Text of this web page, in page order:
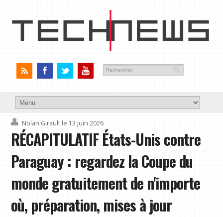
Nolan Girault le 13 juin 2026
RÉCAPITULATIF États-Unis contre
Paraguay : regardez la Coupe du
monde gratuitement de n'importe
où, préparation, mises à jour